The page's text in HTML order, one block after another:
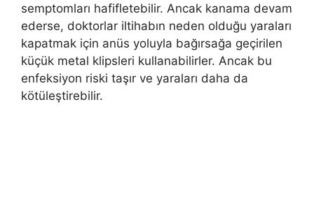
semptomları hafifletebilir. Ancak kanama devam
ederse, doktorlar iltihabın neden olduğu yaraları
kapatmak için anüs yoluyla bağırsağa geçirilen
küçük metal klipsleri kullanabilirler. Ancak bu
enfeksiyon riski taşır ve yaraları daha da
kötüleştirebilir.